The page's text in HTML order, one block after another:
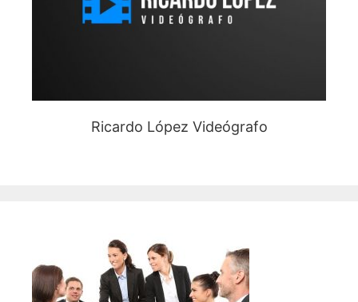
Ricardo López Videógrafo